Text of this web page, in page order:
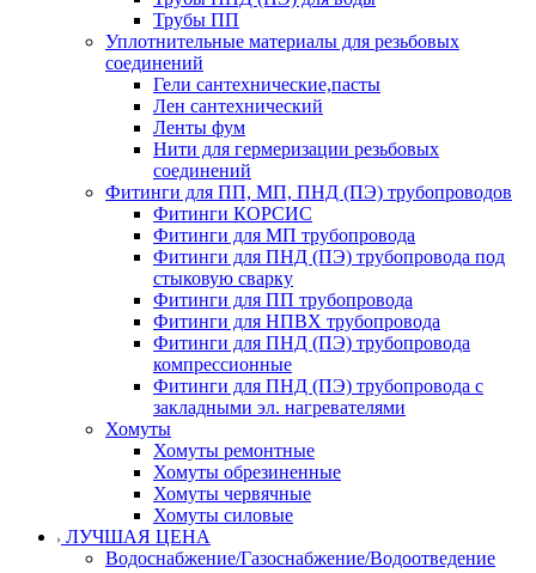
Трубы ПП
Уплотнительные материалы для резьбовых
соединений
Гели сантехнические,пасты
Лен сантехнический
Ленты фум
Нити для гермеризации резьбовых
соединений
Фитинги для ПП, МП, ПНД (ПЭ) трубопроводов
Фитинги КОРСИС
Фитинги для МП трубопровода
Фитинги для ПНД (ПЭ) трубопровода под
стыковую сварку
Фитинги для ПП трубопровода
Фитинги для НПВХ трубопровода
Фитинги для ПНД (ПЭ) трубопровода
компрессионные
Фитинги для ПНД (ПЭ) трубопровода с
закладными эл. нагревателями
Хомуты
Хомуты ремонтные
Хомуты обрезиненные
Хомуты червячные
Хомуты силовые
ЛУЧШАЯ ЦЕНА
Водоснабжение/Газоснабжение/Водоотведение